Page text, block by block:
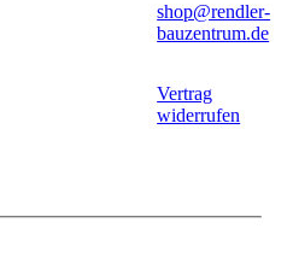
shop@rendler-
bauzentrum.de
Vertrag
widerrufen